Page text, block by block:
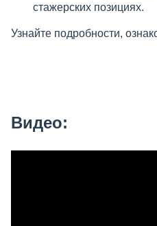
стажерских позициях.
Узнайте подробности,
Видео: